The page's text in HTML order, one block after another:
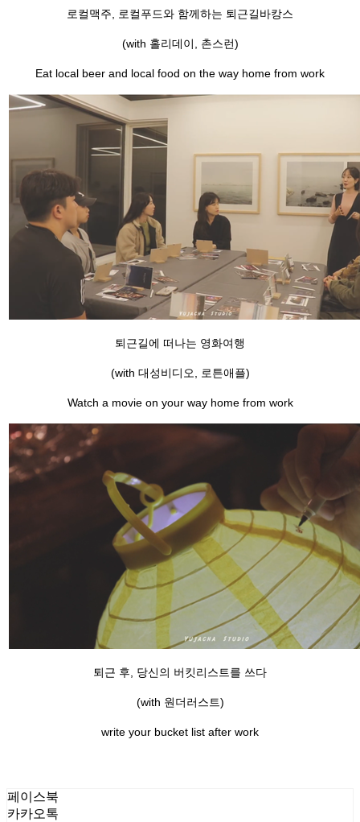
로컬맥주, 로컬푸드와 함께하는 퇴근길바캉스
(with 홀리데이, 촌스런)
Eat local beer and local food on the way home from work
퇴근길에 떠나는 영화여행
(with 대성비디오, 로튼애플)
Watch a movie on your way home from work
퇴근 후, 당신의 버킷리스트를 쓰다
(with 원더러스트)
write your bucket list after work
페이스북
카카오톡